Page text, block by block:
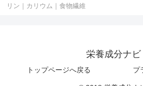
リン｜カリウム｜食物繊維
栄養成分ナビ
トップページへ戻る プ